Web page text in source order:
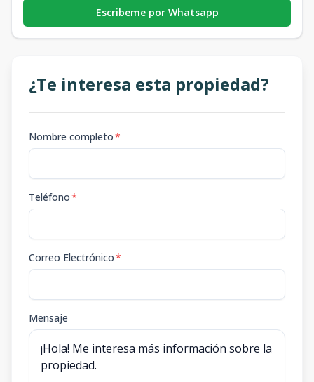
Escribeme por Whatsapp
¿Te interesa esta propiedad?
Nombre completo*
Teléfono*
Correo Electrónico*
Mensaje